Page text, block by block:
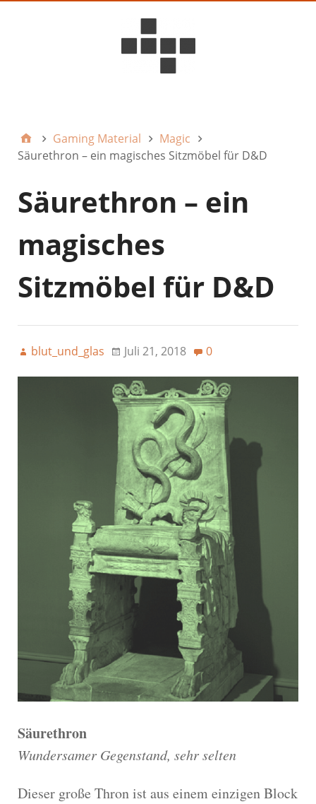
Gaming Material
Magic
Säurethron – ein magisches Sitzmöbel für D&D
Säurethron – ein
magisches
Sitzmöbel für D&D
blut_und_glas Juli 21, 2018 0
Säurethron
Wundersamer Gegenstand, sehr selten
Dieser große Thron ist aus einem einzigen Block